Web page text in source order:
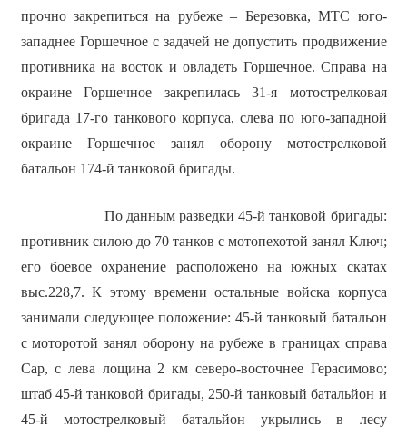
прочно закрепиться на рубеже – Березовка, МТС юго-
западнее Горшечное с задачей не допустить продвижение
противника на восток и овладеть Горшечное. Справа на
окраине Горшечное закрепилась 31-я мотострелковая
бригада 17-го танкового корпуса, слева по юго-западной
окраине Горшечное занял оборону мотострелковой
батальон 174-й танковой бригады.
По данным разведки 45-й танковой бригады:
противник силою до 70 танков с мотопехотой занял Ключ;
его боевое охранение расположено на южных скатах
выс.228,7. К этому времени остальные войска корпуса
занимали следующее положение: 45-й танковый батальон
с моторотой занял оборону на рубеже в границах справа
Сар, с лева лощина 2 км северо-восточнее Герасимово;
штаб 45-й танковой бригады, 250-й танковый батальйон и
45-й мотострелковый батальйон укрылись в лесу